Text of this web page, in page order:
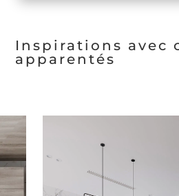
Inspirations avec
apparentés